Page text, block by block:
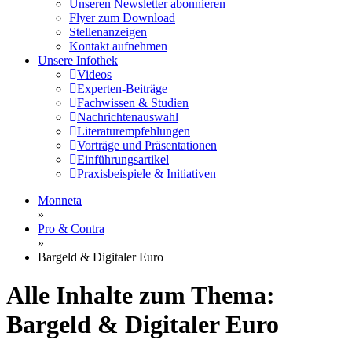
Unseren Newsletter abonnieren
Flyer zum Download
Stellenanzeigen
Kontakt aufnehmen
Unsere Infothek
Videos
Experten-Beiträge
Fachwissen & Studien
Nachrichtenauswahl
Literaturempfehlungen
Vorträge und Präsentationen
Einführungsartikel
Praxisbeispiele & Initiativen
Monneta
»
Pro & Contra
»
Bargeld & Digitaler Euro
Alle Inhalte zum Thema:
Bargeld & Digitaler Euro